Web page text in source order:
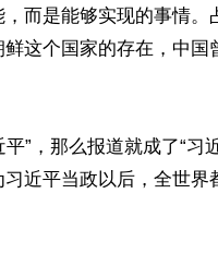
而是能够实现的事情
这个国家的存在，中
平”，那么报道就成了“
近平当政以后，全世